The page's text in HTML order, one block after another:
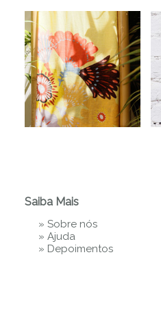
Saiba Mais
» Sobre nós
» Ajuda
» Depoimentos